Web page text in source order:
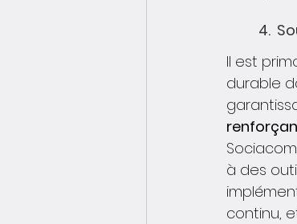
4.
Il est
durable
à des
continu,